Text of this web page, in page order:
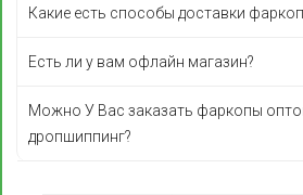
Какие есть способы доставки
Есть ли у вам офлайн магазин?
Можно У Вас заказать фаркопы
дропшиппинг?